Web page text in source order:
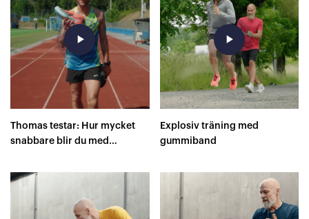
play_arrow
Thomas testar: Hur mycket
snabbare blir du med
play_arrow
Explosiv träning med
gummiband